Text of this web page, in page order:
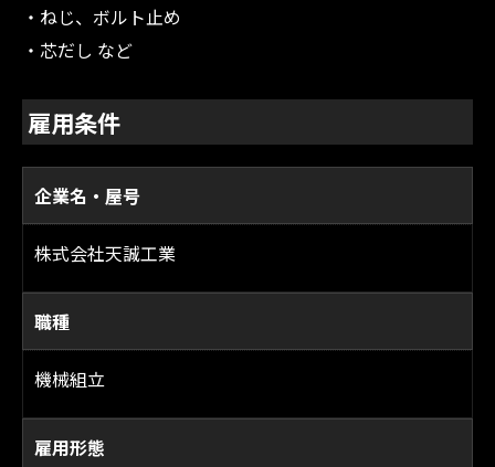
・ねじ、ボルト止め
・芯だし など
雇用条件
企業名・屋号
株式会社天誠工業
職種
機械組立
雇用形態